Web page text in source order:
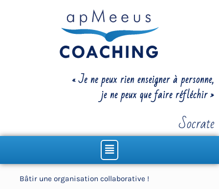
« Je ne peux rien enseigner à personne,
je ne peux que faire réfléchir »
Socrate
Menu
Bâtir une organisation collaborative !